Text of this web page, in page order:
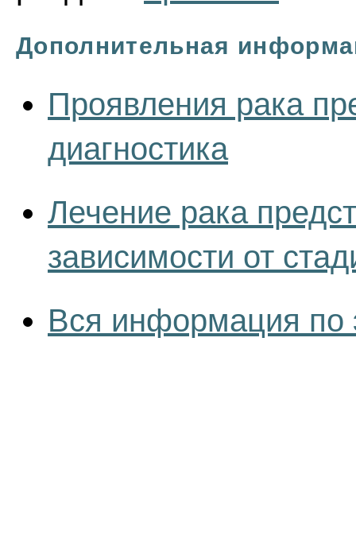
Дополнительная
Проявления рака
диагностика
Лечение рака
зависимости от
Вся информация по